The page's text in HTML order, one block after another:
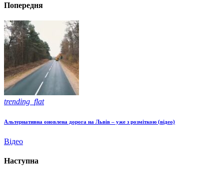
Попередня
trending_flat
Альтернативна оновлена дорога на Львів – уже з розміткою (відео)
Відео
Наступна